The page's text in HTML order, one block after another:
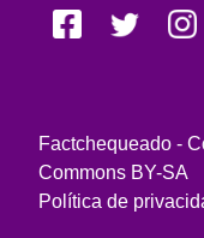
Factchequeado -
Commons BY-SA
Política de